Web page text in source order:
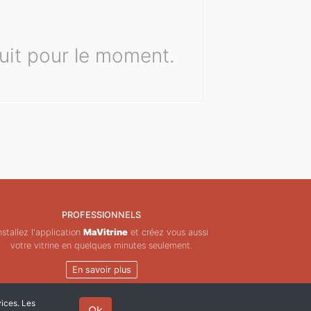
pour le moment.
PROFESSIONNELS
l'application MaVitrineet créez vous aussi
votre vitrine en quelques minutes seulement.
En savoir plus
Les